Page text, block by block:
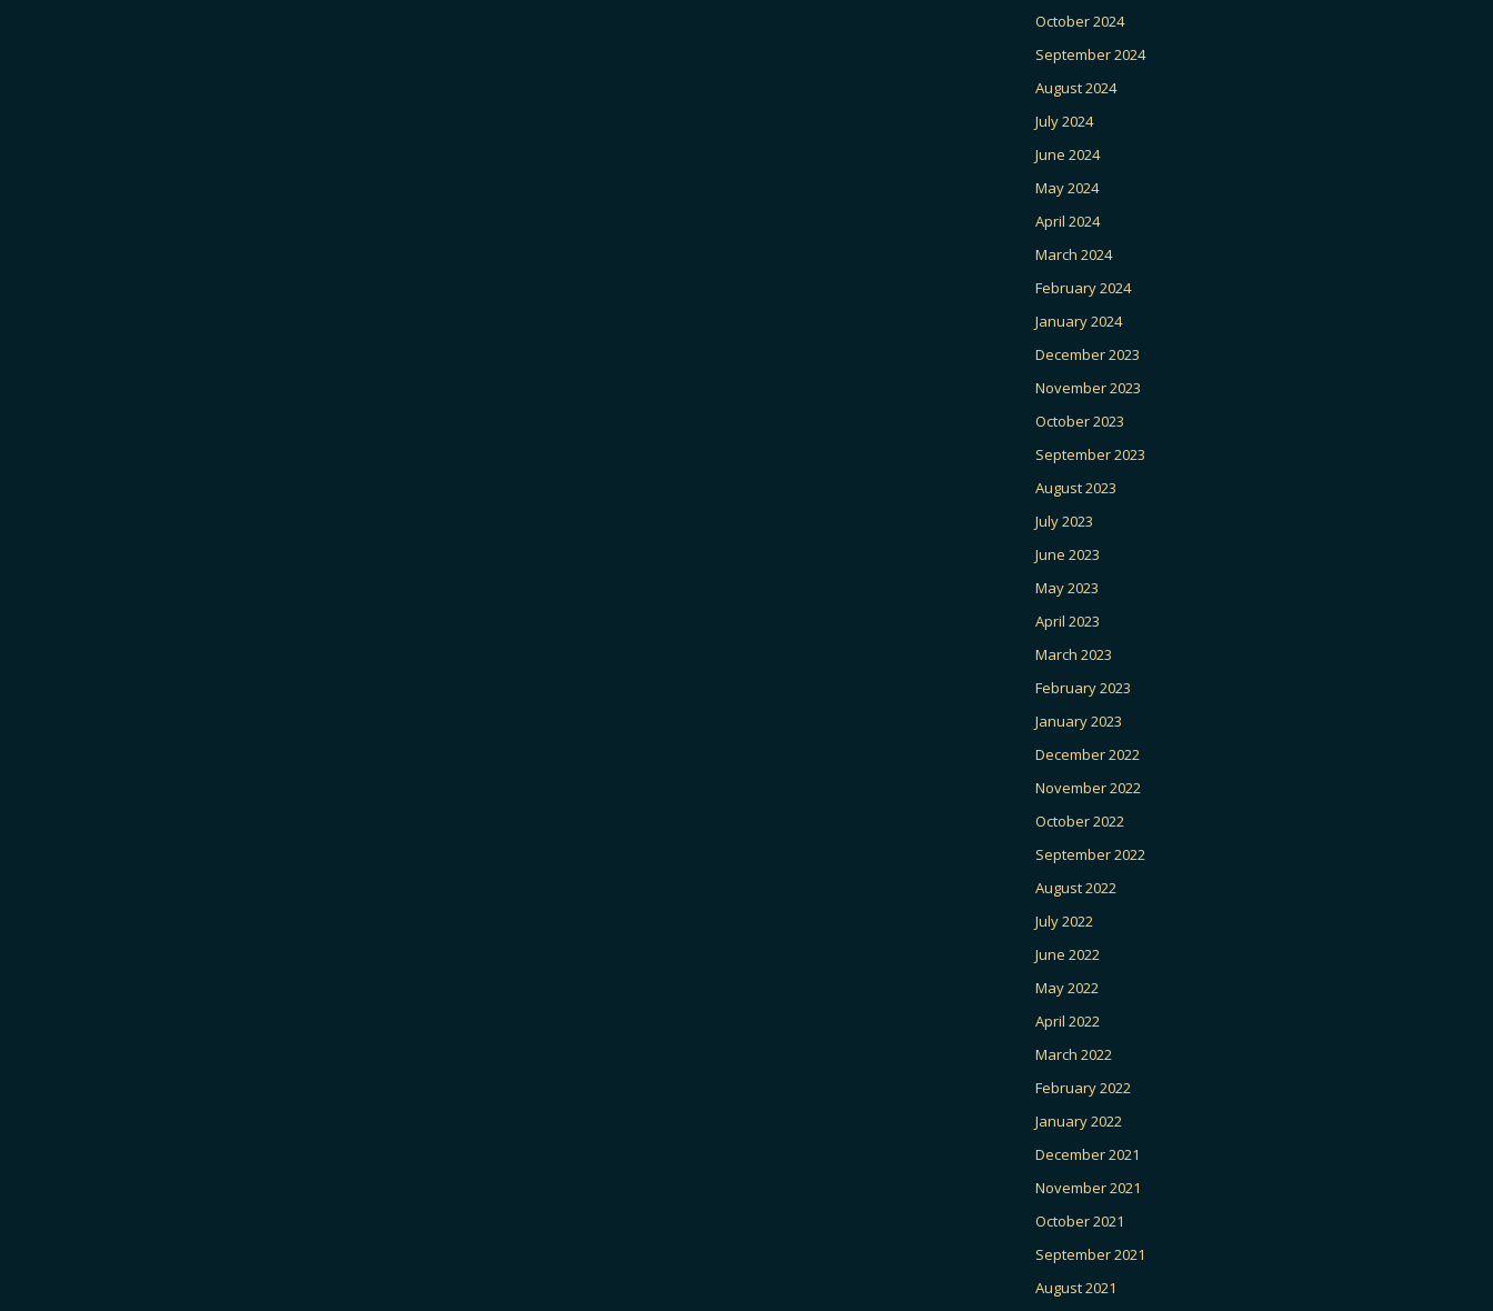
October 2024
September 2024
August 2024
July 2024
June 2024
May 2024
April 2024
March 2024
February 2024
January 2024
December 2023
November 2023
October 2023
September 2023
August 2023
July 2023
June 2023
May 2023
April 2023
March 2023
February 2023
January 2023
December 2022
November 2022
October 2022
September 2022
August 2022
July 2022
June 2022
May 2022
April 2022
March 2022
February 2022
January 2022
December 2021
November 2021
October 2021
September 2021
August 2021